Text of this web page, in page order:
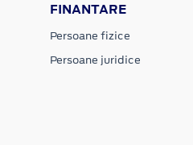
FINANTARE
Persoane fizice
Persoane juridice